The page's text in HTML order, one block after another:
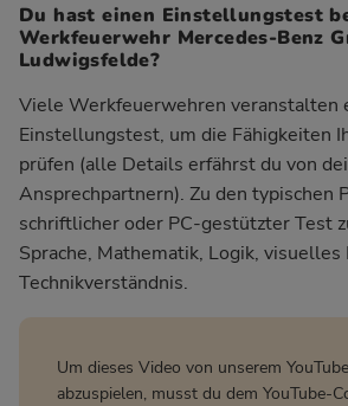
Du hast einen Einstellungstest
Werkfeuerwehr Mercedes-Benz
Ludwigsfelde?
Viele Werkfeuerwehren veranstalten
Einstellungstest, um die Fähigkeiten
prüfen (alle Details erfährst du von
Ansprechpartnern). Zu den typischen
schriftlicher oder PC-gestützter Test
Sprache, Mathematik, Logik, visuelles
Technikverständnis.
Um dieses Video von unserem
abzuspielen, musst du dem YouTube-